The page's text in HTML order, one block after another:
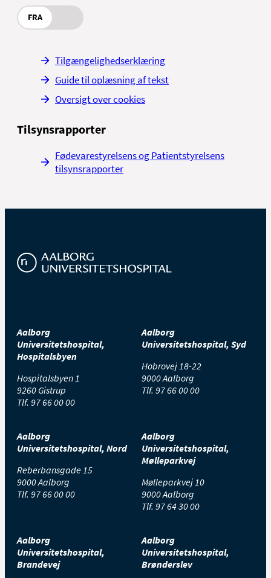
FRA
Tilgængelighedserklæring
Guide til oplæsning af tekst
Oversigt over cookies
Tilsynsrapporter
Fødevarestyrelsens og Patientstyrelsens
tilsynsrapporter
Aalborg
Universitetshospital,
Hospitalsbyen
Hospitalsbyen 1
9260 Gistrup
Tlf. 97 66 00 00
Aalborg
Universitetshospital, Syd
Hobrovej 18-22
9000 Aalborg
Tlf. 97 66 00 00
Aalborg
Universitetshospital, Nord
Reberbansgade 15
9000 Aalborg
Tlf. 97 66 00 00
Aalborg
Universitetshospital,
Mølleparkvej
Mølleparkvej 10
9000 Aalborg
Tlf. 97 64 30 00
Aalborg
Universitetshospital,
Brandevej
Aalborg
Universitetshospital,
Brønderslev